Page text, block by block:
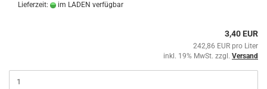
Lieferzeit:
im LADEN verfügbar
3,40 EUR
242,86 EUR pro Liter
inkl. 19% MwSt. zzgl. Versand